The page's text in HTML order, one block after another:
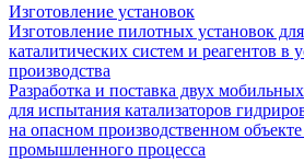
Изготовление установок
Изготовление пилотных установок
каталитических систем и реагентов в
производства
Разработка и поставка двух
для испытания катализаторов
на опасном производственном
промышленного процесса